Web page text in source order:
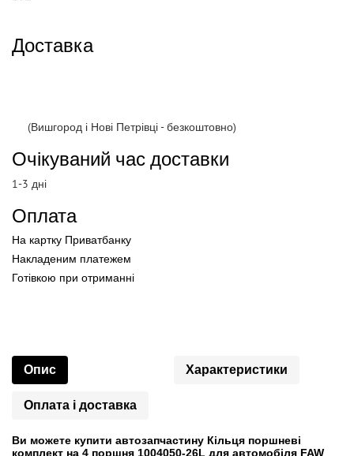
Доставка
(Вишгород і Нові Петрівці - безкоштовно)
Очікуваний час доставки
1-3 дні
Оплата
На картку Приватбанку
Накладеним платежем
Готівкою при отриманні
Опис Характеристики
Оплата і доставка
Ви можете купити автозапчастину Кільця поршневі
комплект на 4 поршня 1004050-26L для автомобіля FAW